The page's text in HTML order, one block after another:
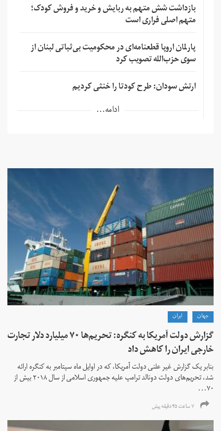
بازداشت شش متهم به ربایش و خرید و فروش کودک؛
متهم اصلی فراری است
پارلمان اروپا قطعنامه‌ای در محکومیت بی‌ثباتی لبنان از
سوی حزب‌الله تصویب کرد
ارتش سودان: طرح کودتا را خنثی کردیم
ادامه...
جهان ايران
گزارش دولت آمریکا به کنگره: تحریم‌ها ۷۰ میلیارد دلار تجارت
خارجی ایران را کاهش داد
بنابر یک گزارش غیر علنی دولت آمریکا، که در اوایل ماه سپتامبر به کنگره ارائه
شد، تحریم‌های دولت دونالد ترامپ علیه جمهوری اسلامی از سال ۲۰۱۸ بیش از
۷۰...
۷ ساعت ۴۵ دقیقه پیش